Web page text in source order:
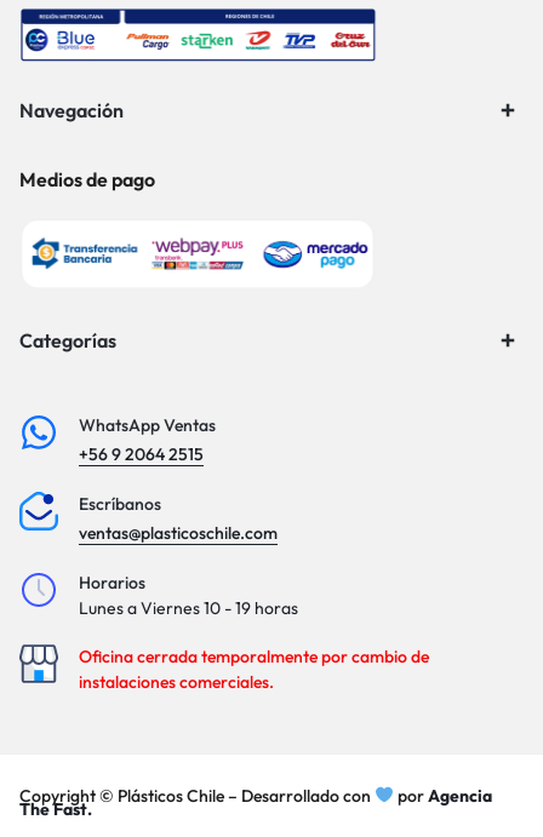
Navegación
Medios de pago
Categorías
WhatsApp Ventas
+56 9 2064 2515
Escríbanos
ventas@plasticoschile.com
Horarios
Lunes a Viernes 10 - 19 horas
Oficina cerrada temporalmente por cambio de
instalaciones comerciales.
Copyright © Plásticos Chile – Desarrollado con porAgencia
The Fast.